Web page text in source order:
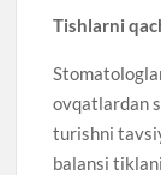
Tishlarni
ovqatlardan
turishni
balansi